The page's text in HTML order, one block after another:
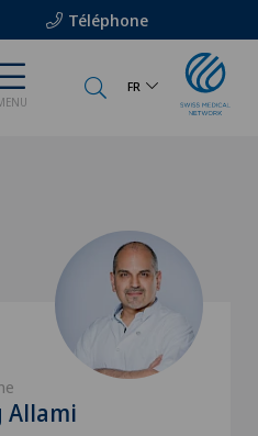
Téléphone
FR
Allami